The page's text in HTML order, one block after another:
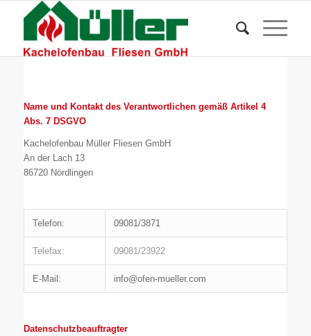
Name und Kontakt des Verantwortlichen gemäß Artikel 4
Abs. 7 DSGVO
Kachelofenbau Müller Fliesen GmbH
An der Lach 13
86720 Nördlingen
Telefon: 09081/3871
Telefax: 09081/23922
E-Mail: info@ofen-mueller.com
Datenschutzbeauftragter